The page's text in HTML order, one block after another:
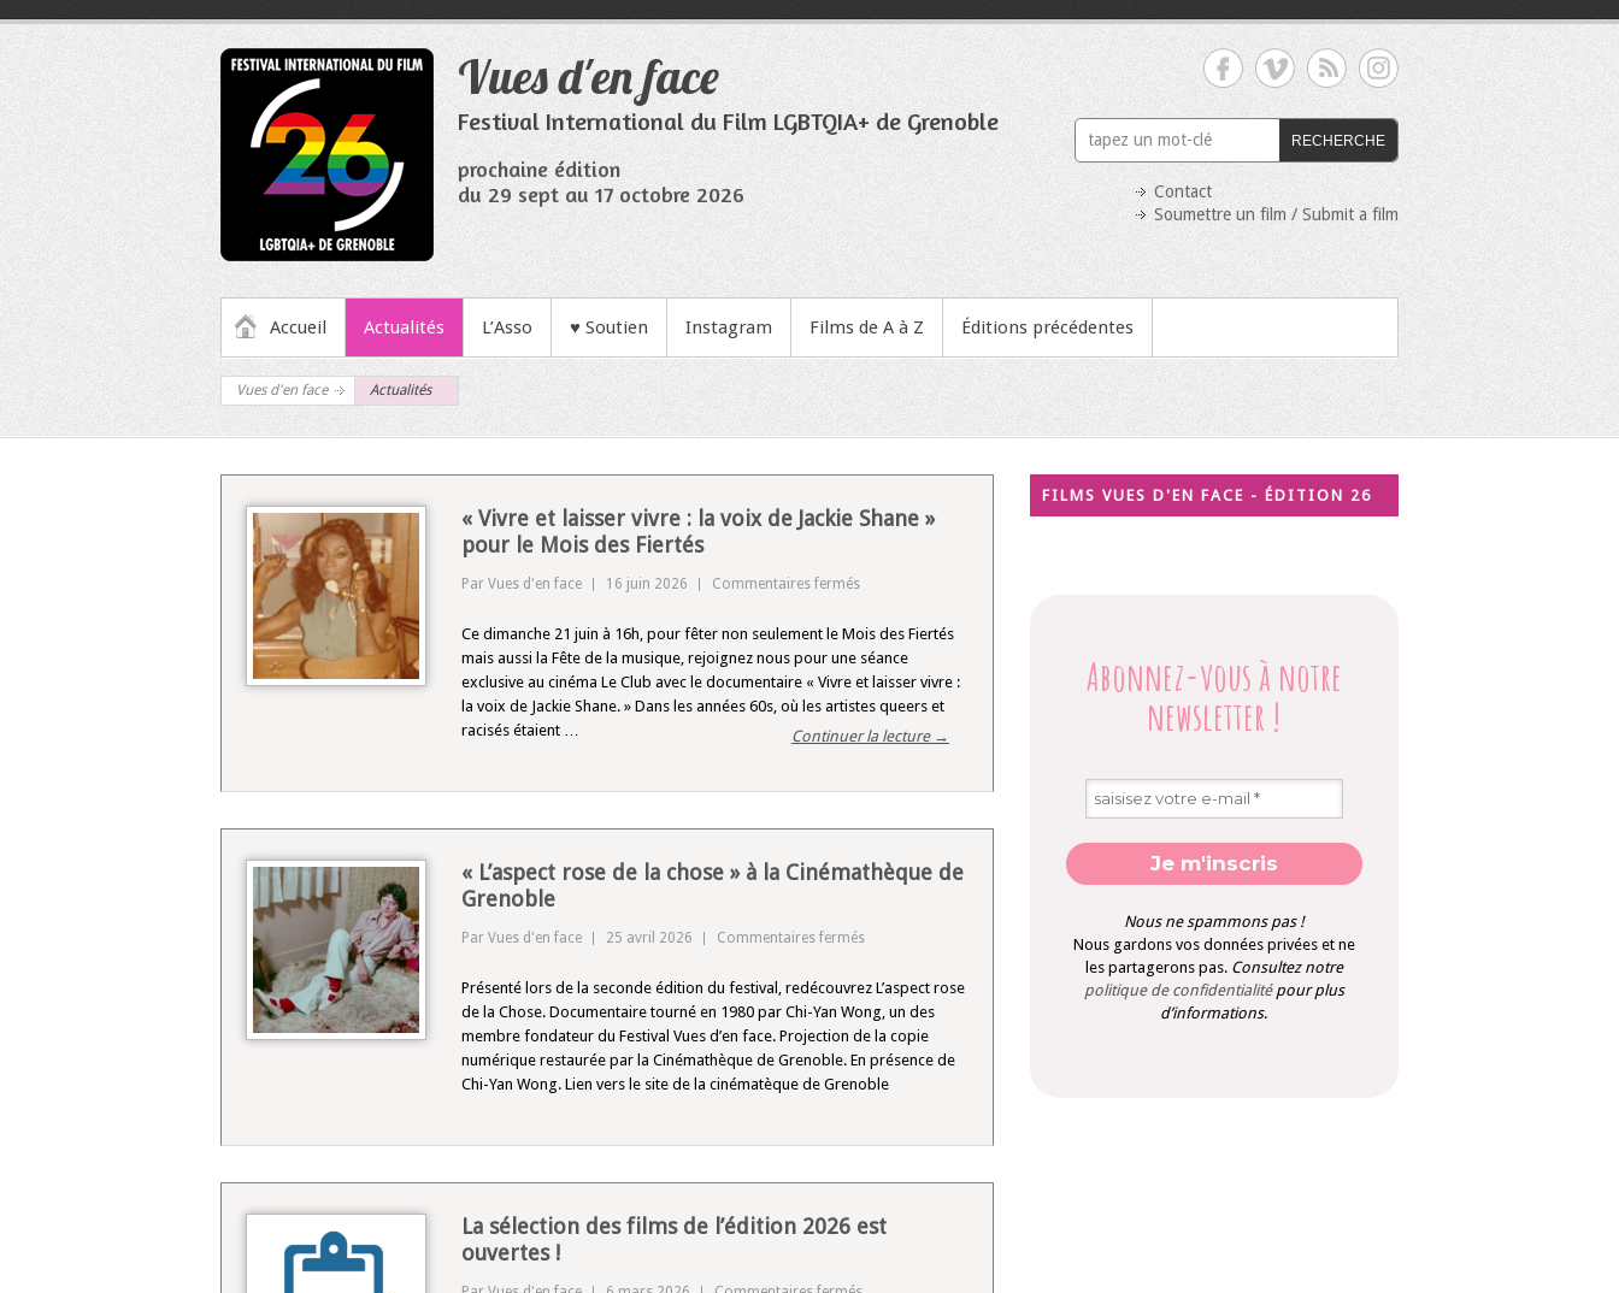
contenu
Vues d'en face
Festival International du Film LGBTQIA+ de Grenoble
prochaine édition
du 29 sept au 17 octobre 2026
RECHERCHE
Contact
Soumettre un film / Submit a film
MENU PRINCIPAL
Accueil Actualités L’Asso ♥ Soutien Instagram Films de A à Z Éditions précédentes
Vues d'en face Actualités
« Vivre et laisser vivre : la voix de Jackie Shane »
pour le Mois des Fiertés
Par Vues d'en face 16 juin 2026 Commentaires ferméssur
et
laisser
vivre
:
la
de
pour
Fiertés
Ce dimanche 21 juin à 16h, pour fêter non seulement le Mois des Fiertés
mais aussi la Fête de la musique, rejoignez nous pour une séance
exclusive au cinéma Le Club avec le documentaire « Vivre et laisser vivre :
la voix de Jackie Shane. » Dans les années 60s, où les artistes queers et
racisés étaient …
Continuer la lecture →
« L’aspect rose de la chose » à la Cinémathèque de
Grenoble
Par Vues d'en face 25 avril 2026 Commentaires ferméssur
rose
de
la
chose »
Cinémathèque
Présenté lors de la seconde édition du festival, redécouvrez L’aspect rose
de la Chose. Documentaire tourné en 1980 par Chi-Yan Wong, un des
membre fondateur du Festival Vues d’en face. Projection de la copie
numérique restaurée par la Cinémathèque de Grenoble. En présence de
Chi-Yan Wong. Lien vers le site de la cinématèque de Grenoble
La sélection des films de l’édition 2026 est
ouvertes !
FILMS VUES D'EN FACE - ÉDITION 26
Abonnez-vous à notre
newsletter !
Nous ne spammons pas !
Nous gardons vos données privées et ne
les partagerons pas. Consultez notre
politique de confidentialité pour plus
d’informations.